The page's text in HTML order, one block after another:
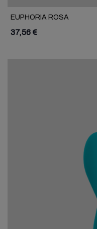
EUPHORIA ROSA
37,56 €